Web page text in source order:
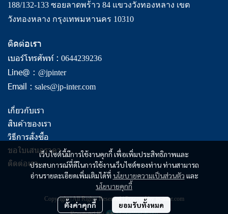
เว็บไซต์นี้มีการใช้งานคุกกี้ เพื่อเพิ่มประสิทธิภาพและ
ประสบการณ์ที่ดีในการใช้งานเว็บไซต์ของท่าน ท่านสามารถ
อ่านรายละเอียดเพิ่มเติมได้ที่ นโยบายความเป็นส่วนตัว และ
นโยบายคุกกี้
ตั้งค่าคุกกี้ ยอมรับทั้งหมด
188/132-133 ซอยลาดพร้าว 84 แขวงวังทองหลาง เขต
วังทองหลาง กรุงเทพมหานคร 10310
ติดต่อเรา
เบอร์โทรศัพท์ : 0644239236
Line@ : @jpinter
Email : sales@jp-inter.com
เกี่ยวกับเรา
สินค้าของเรา
วิธีการสั่งซื้อ
ขอใบเสนอราคา
ติดต่อเรา
Copyright | All Rights Reserved | Powered by jp-inter.com